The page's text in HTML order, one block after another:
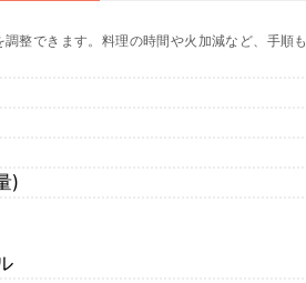
調整できます。料理の時間や火加減など、手順
)